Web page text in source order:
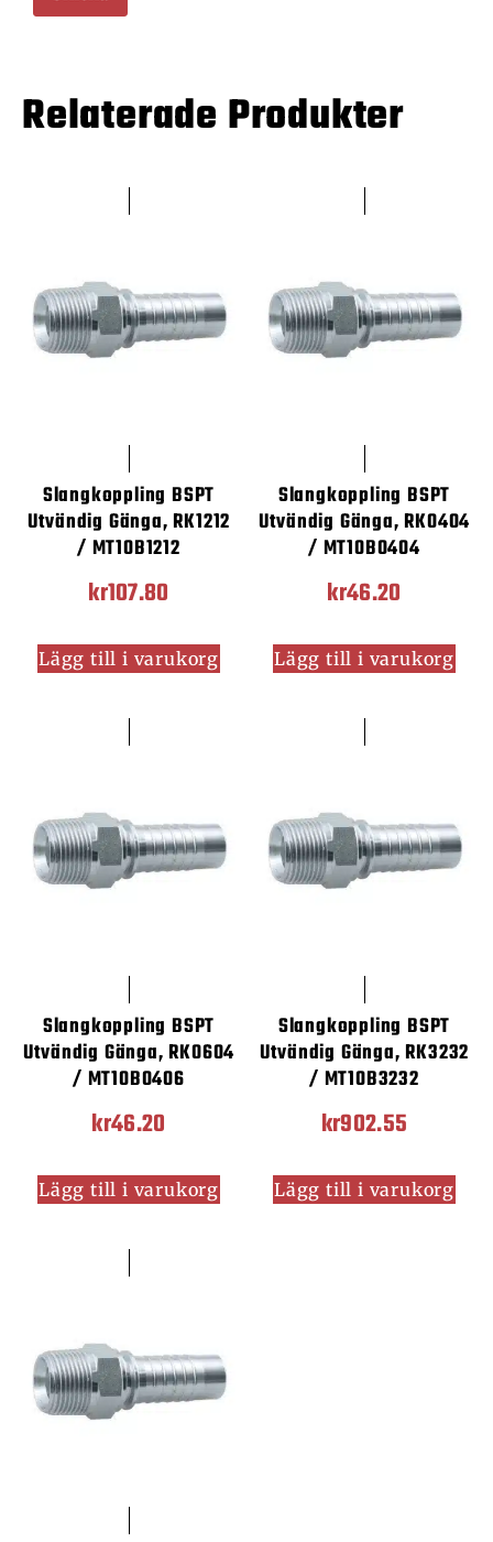
Relaterade Produkter
Slangkoppling BSPT
Utvändig Gänga, RK1212
/ MT10B1212
kr107.80
Lägg till i varukorg
Slangkoppling BSPT
Utvändig Gänga, RK0404
/ MT10B0404
kr46.20
Lägg till i varukorg
Slangkoppling BSPT
Utvändig Gänga, RK0604
/ MT10B0406
kr46.20
Lägg till i varukorg
Slangkoppling BSPT
Utvändig Gänga, RK3232
/ MT10B3232
kr902.55
Lägg till i varukorg